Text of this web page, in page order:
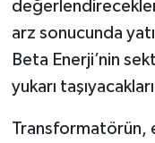
arz sonucunda
Beta Enerji’nin
yukarı
Transformatörün,